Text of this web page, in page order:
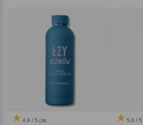
4.9 / 5 (18) 5.0 / 5